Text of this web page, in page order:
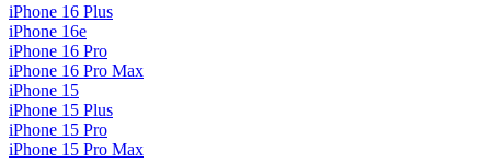
iPhone 16 Plus
iPhone 16e
iPhone 16 Pro
iPhone 16 Pro Max
iPhone 15
iPhone 15 Plus
iPhone 15 Pro
iPhone 15 Pro Max